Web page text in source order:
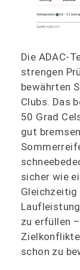
Die ADAC-
strengen
bewährten
Clubs. Das
50 Grad
gut
sicher wie
Gleichzeitig
zu erfüllen
schon zu